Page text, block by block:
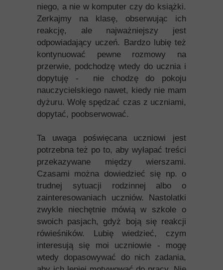
niego, a nie w komputer czy do książki.
Zerkajmy na klasę, obserwując ich
reakcję, ale najważniejszy jest
odpowiadający uczeń. Bardzo lubię też
kontynuować pewne rozmowy na
przerwie, podchodzę wtedy do ucznia i
dopytuję - nie chodzę do pokoju
nauczycielskiego nawet, kiedy nie mam
dyżuru. Wolę spędzać czas z uczniami,
dopytać, poobserwować.
Ta uwaga poświęcana uczniowi jest
potrzebna też po to, aby wyłapać treści
przekazywane między wierszami.
Czasami można dowiedzieć się np. o
trudnej sytuacji rodzinnej albo o
zainteresowaniach uczniów. Nastolatki
zwykle niechętnie mówią w szkole o
swoich pasjach, gdyż boją się reakcji
rówieśników. Lubię wiedzieć, czym
interesują się moi uczniowie - mogę
wtedy dopasowywać do nich zadania,